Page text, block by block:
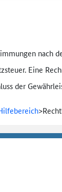
nach
Eine
der
>